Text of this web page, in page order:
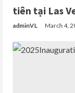
tiên tại Las
adminVL March 4,